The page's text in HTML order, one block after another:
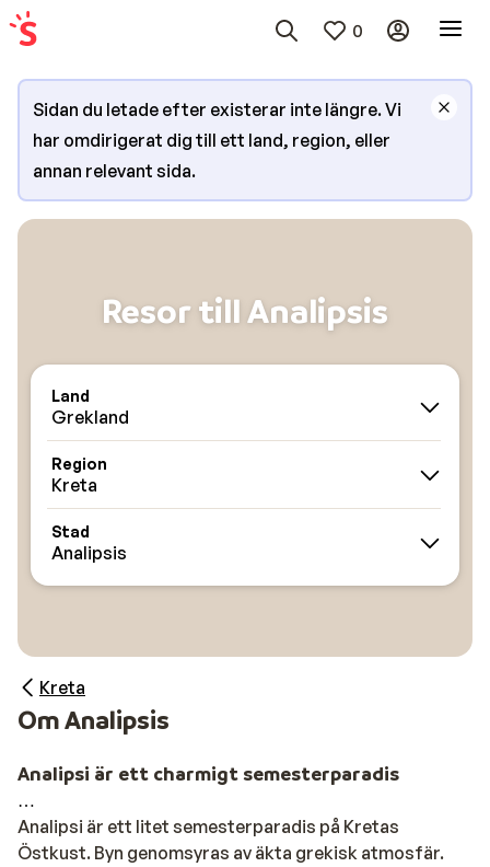
0
Sidan du letade efter existerar inte längre. Vi
har omdirigerat dig till ett land, region, eller
annan relevant sida.
Resor till Analipsis
Land
Grekland
Region
Kreta
Stad
Analipsis
Kreta
Om Analipsis
Analipsi är ett charmigt semesterparadis
Analipsi är ett litet semesterparadis på Kretas
Östkust. Byn genomsyras av äkta grekisk atmosfär.